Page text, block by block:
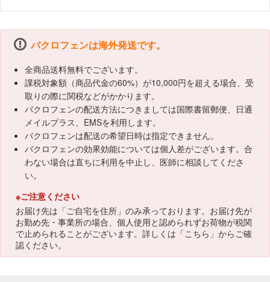
バクロフェンは海外発送です。
全商品送料無料でございます。
課税対象額（商品代金の60%）が10,000円を超える場合、受
取りの際に関税などがかかります。
バクロフェンの配送方法につきましては国際書留郵便、日通
メイルプラス、EMSを利用します。
バクロフェンは配送の希望日時は指定できません。
バクロフェンの効果効能については個人差がございます。合
わない場合は直ちに利用を中止し、医師に相談してくださ
い。
※ご注意ください
お届け先は「ご自宅を住所」のみ承っております。お届け先が
お勤め先・事業所の場合、個人使用と認められずお荷物が税関
で止められることがございます。詳しくは「こちら 」からご確
認ください。